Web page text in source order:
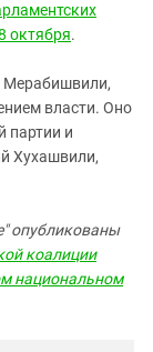
октября.
Мерабишвили,
власти. Оно
партии и
Хухашвили,
опубликованы
коалиции
национальном